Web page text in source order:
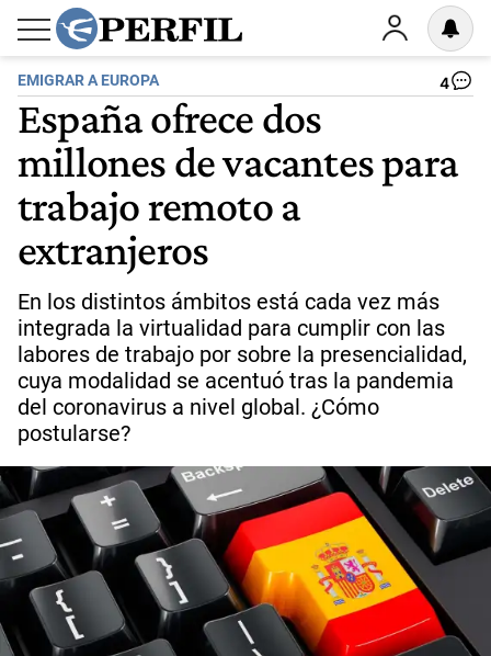
EMIGRAR A EUROPA 4
España ofrece dos
millones de vacantes para
trabajo remoto a
extranjeros
En los distintos ámbitos está cada vez más
integrada la virtualidad para cumplir con las
labores de trabajo por sobre la presencialidad,
cuya modalidad se acentuó tras la pandemia
del coronavirus a nivel global. ¿Cómo
postularse?